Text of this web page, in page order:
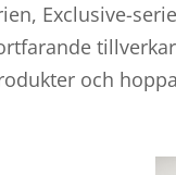
Exclusive-
och